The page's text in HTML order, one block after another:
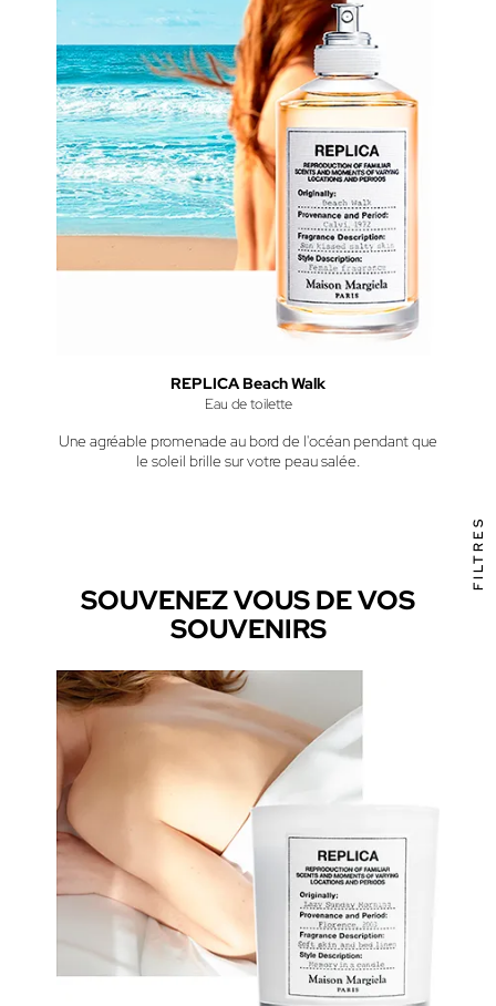
REPLICA Beach Walk
Eau de toilette
Une agréable promenade au bord de l'océan pendant que
le soleil brille sur votre peau salée.
SOUVENEZ VOUS DE VOS
SOUVENIRS
FILTRES